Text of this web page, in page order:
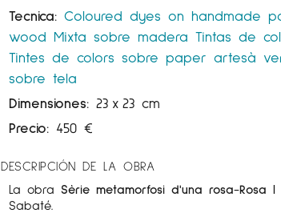
Tecnica: Coloured dyes on handmade
wood Mixta sobre madera Tintas de
Tintes de colors sobre paper artesà
sobre tela
Dimensiones: 23 x 23 cm
Precio: 450€
DESCRIPCIÓN DE LA OBRA
La obraSèrie metamorfosi d'una rosa-Rosa I
Sabaté.